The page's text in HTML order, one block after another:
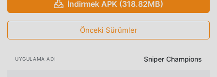
İndirmek APK (318.82MB)
Önceki Sürümler
UYGULAMA ADI Sniper Champions